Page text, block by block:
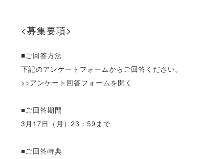
<募集要項>
■ご回答方法
下記のアンケートフォームからご回答ください。
>>アンケート回答フォームを開く
■ご回答期間
3月17日（月）23：59まで
■ご回答特典